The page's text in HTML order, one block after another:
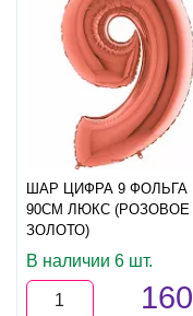
ШАР ЦИФРА 9 ФОЛЬГА
90СМ ЛЮКС (РОЗОВОЕ
ЗОЛОТО)
В наличии 6 шт.
160